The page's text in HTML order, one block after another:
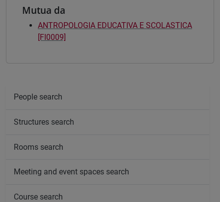
Mutua da
ANTROPOLOGIA EDUCATIVA E SCOLASTICA
[FI0009]
People search
Structures search
Rooms search
Meeting and event spaces search
Course search